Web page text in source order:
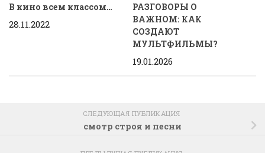
В кино всем классом…
28.11.2022
РАЗГОВОРЫ О
ВАЖНОМ: КАК
СОЗДАЮТ
МУЛЬТФИЛЬМЫ?
19.01.2026
СЛЕДУЮЩАЯ ПУБЛИКАЦИЯ
смотр строя и песни